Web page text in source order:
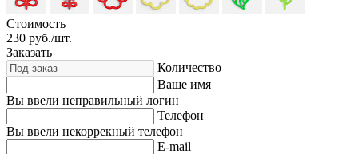
Стоимость
230 руб./шт.
Заказать
Количество
Ваше имя
Вы ввели неправильный логин
Телефон
Вы ввели некоррекный телефон
E-mail